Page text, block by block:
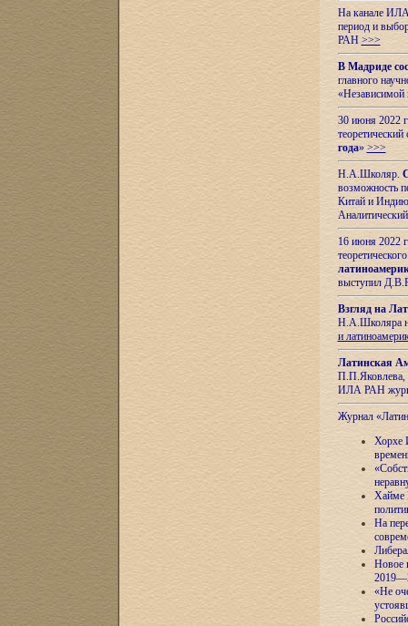
На канале
период и
РАН >>>
В Мадриде
главного
«Независимой
30 июня 2022
года» >>>
Н.А.Школяр.
возможность
Китай и
16 июня 2022
выступил
Взгляд на
Н.А.Школяра
и
Латинская
П.П.Яковлева,
ИЛА РАН
Журнал
Хорхе
Хайме
На
Новое
«Не